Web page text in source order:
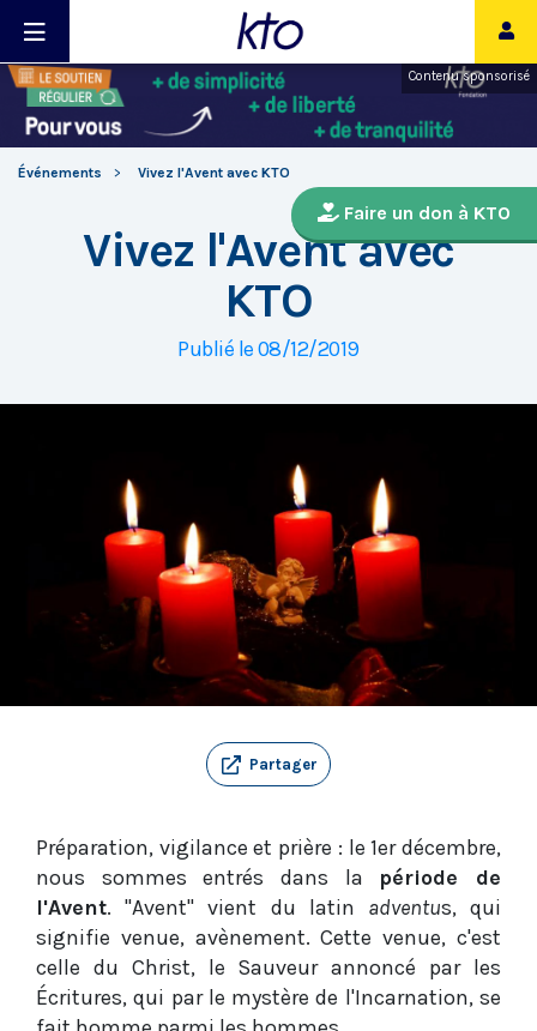
Contenu sponsorisé
Événements Vivez l'Avent avec KTO
Faire un don à KTO
Vivez l'Avent avec
KTO
Publié le 08/12/2019
Partager
Préparation, vigilance et prière : le 1er décembre,
nous sommes entrés dans la période de
l'Avent. "Avent" vient du latin adventus, qui
signifie venue, avènement. Cette venue, c'est
celle du Christ, le Sauveur annoncé par les
Écritures, qui par le mystère de l'Incarnation, se